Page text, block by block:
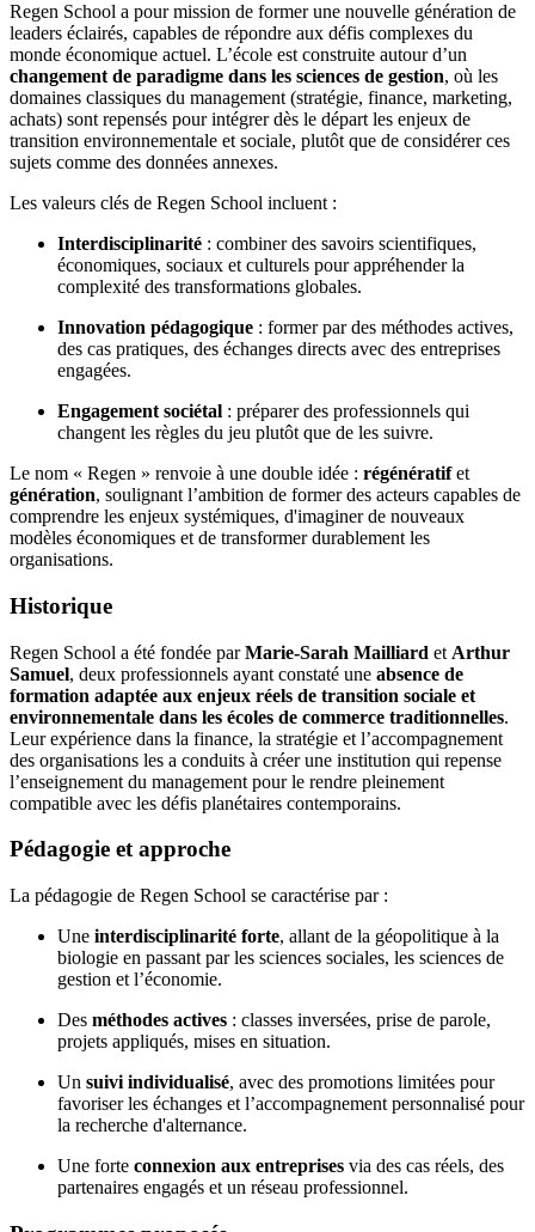
Regen School a pour mission de former une nouvelle génération de
leaders éclairés, capables de répondre aux défis complexes du
monde économique actuel. L’école est construite autour d’un
changement de paradigme dans les sciences de gestion, où les
domaines classiques du management (stratégie, finance, marketing,
achats) sont repensés pour intégrer dès le départ les enjeux de
transition environnementale et sociale, plutôt que de considérer ces
sujets comme des données annexes.
Les valeurs clés de Regen School incluent :
Interdisciplinarité : combiner des savoirs scientifiques,
économiques, sociaux et culturels pour appréhender la
complexité des transformations globales.
Innovation pédagogique : former par des méthodes actives,
des cas pratiques, des échanges directs avec des entreprises
engagées.
Engagement sociétal : préparer des professionnels qui
changent les règles du jeu plutôt que de les suivre.
Le nom « Regen » renvoie à une double idée : régénératifet
génération, soulignant l’ambition de former des acteurs capables de
comprendre les enjeux systémiques, d'imaginer de nouveaux
modèles économiques et de transformer durablement les
organisations.
Historique
Regen School a été fondée parMarie-Sarah Mailliard et Arthur
Samuel, deux professionnels ayant constaté une absence de
formation adaptée aux enjeux réels de transition sociale et
environnementale dans les écoles de commerce traditionnelles.
Leur expérience dans la finance, la stratégie et l’accompagnement
des organisations les a conduits à créer une institution qui repense
l’enseignement du management pour le rendre pleinement
compatible avec les défis planétaires contemporains.
Pédagogie et approche
La pédagogie de Regen School se caractérise par :
Une interdisciplinarité forte, allant de la géopolitique à la
biologie en passant par les sciences sociales, les sciences de
gestion et l’économie.
Des méthodes actives : classes inversées, prise de parole,
projets appliqués, mises en situation.
Un suivi individualisé, avec des promotions limitées pour
favoriser les échanges et l’accompagnement personnalisé pour
la recherche d'alternance.
Une forte connexion aux entreprises via des cas réels, des
partenaires engagés et un réseau professionnel.